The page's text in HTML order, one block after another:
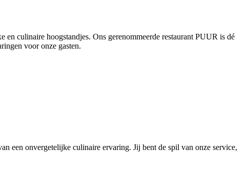
culinaire hoogstandjes. Ons gerenommeerde restaurant PUUR is dé
voor onze gasten.
een onvergetelijke culinaire ervaring. Jij bent de spil van onze service,